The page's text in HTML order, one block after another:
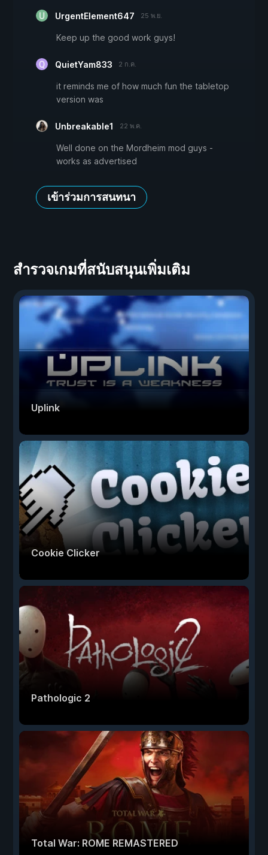
UrgentElement647 25 พ.ย.
Keep up the good work guys!
QuietYam833 2 ก.ค.
it reminds me of how much fun the tabletop
version was
Unbreakable1 22 พ.ค.
Well done on the Mordheim mod guys -
works as advertised
เข้าร่วมการสนทนา
สำรวจเกมที่สนับสนุนเพิ่มเติม
Uplink
Cookie Clicker
Pathologic 2
Total War: ROME REMASTERED